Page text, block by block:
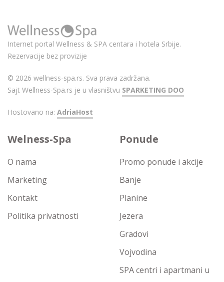
Internet portal Wellness & SPA centara i hotela Srbije.
Rezervacije bez provizije
© 2026 wellness-spa.rs. Sva prava zadržana.
Sajt Wellness-Spa.rs je u vlasništvu SPARKETING DOO
Hostovano na: AdriaHost
Welness-Spa
O nama
Marketing
Kontakt
Politika privatnosti
Ponude
Promo ponude i akcije
Banje
Planine
Jezera
Gradovi
Vojvodina
SPA centri i apartmani u